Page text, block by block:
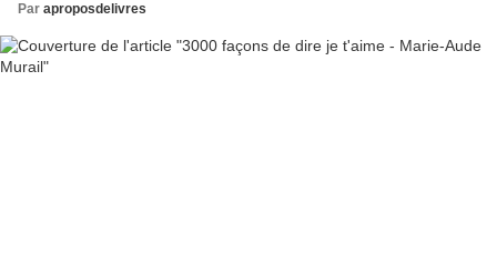
Par aproposdelivres